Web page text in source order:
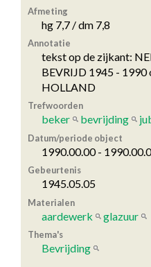
Afmeting
hg 7,7 / dm 7,8
Annotatie
tekst op de zijkant:
BEVRIJD 1945 -
HOLLAND
Trefwoorden
beker bevrijding
Datum/periode object
1990.00.00 -
Gebeurtenis
1945.05.05
Materialen
aardewerk glazuur
Thema's
Bevrijding